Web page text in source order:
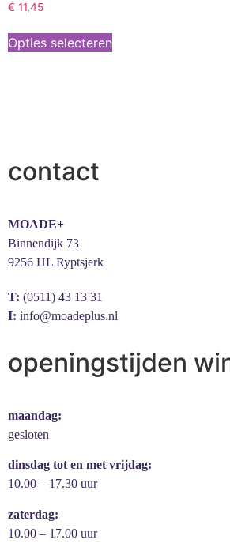
€ 11,45
Opties selecteren
contact
MOADE+
Binnendijk 73
9256 HL Ryptsjerk
T: (0511) 43 13 31
I: info@moadeplus.nl
openingstijden
maandag:
gesloten
dinsdag tot en met vrijdag:
10.00 – 17.30 uur
zaterdag:
10.00 – 17.00 uur